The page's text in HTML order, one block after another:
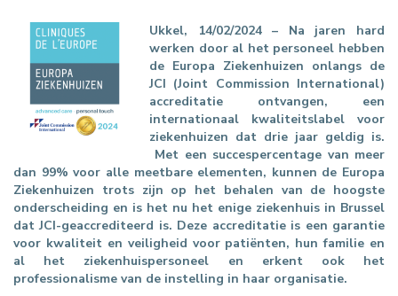
Ukkel, 14/02/2024 – Na jaren hard
werken door al het personeel hebben
de Europa Ziekenhuizen onlangs de
JCI (Joint Commission International)
accreditatie ontvangen, een
internationaal kwaliteitslabel voor
ziekenhuizen dat drie jaar geldig is.
Met een succespercentage van meer
dan 99% voor alle meetbare elementen, kunnen de Europa
Ziekenhuizen trots zijn op het behalen van de hoogste
onderscheiding en is het nu het enige ziekenhuis in Brussel
dat JCI-geaccrediteerd is. Deze accreditatie is een garantie
voor kwaliteit en veiligheid voor patiënten, hun familie en
al het ziekenhuispersoneel en erkent ook het
professionalisme van de instelling in haar organisatie.